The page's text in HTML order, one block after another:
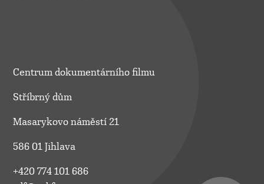
Centrum dokumentárního filmu
Stříbrný dům
Masarykovo náměstí 21
586 01 Jihlava
+420 774 101 686